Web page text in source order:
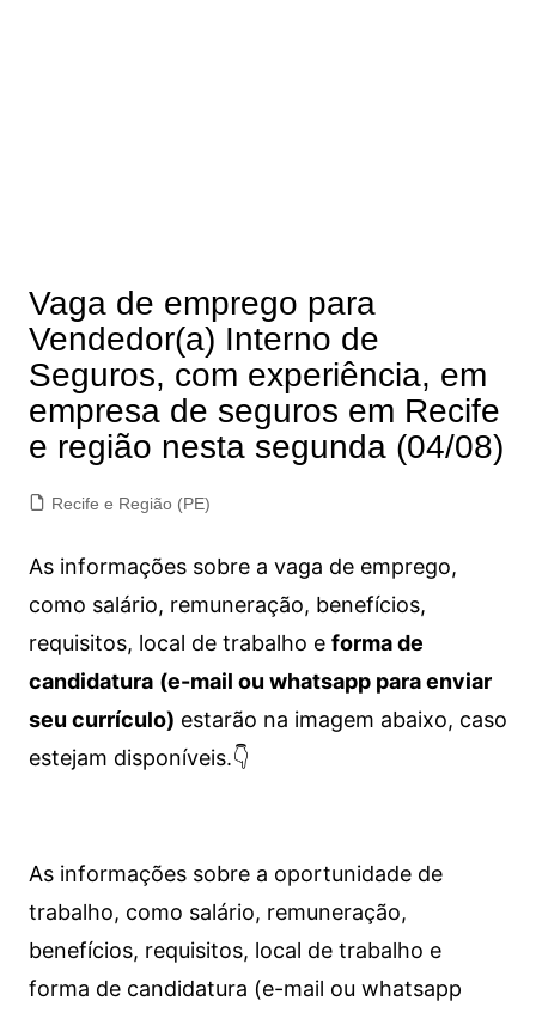
Vaga de emprego para
Vendedor(a) Interno de
Seguros, com experiência, em
empresa de seguros em Recife
e região nesta segunda (04/08)
Recife e Região (PE)
As informações sobre a vaga de emprego,
como salário, remuneração, benefícios,
requisitos, local de trabalho e forma de
candidatura (e-mail ou whatsapp para enviar
seu currículo) estarão na imagem abaixo, caso
estejam disponíveis.👇
As informações sobre a oportunidade de
trabalho, como salário, remuneração,
benefícios, requisitos, local de trabalho e
forma de candidatura (e-mail ou whatsapp